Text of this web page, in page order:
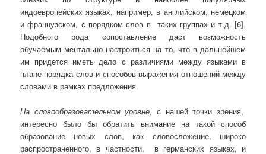
индоевропейских языках, например, в английском, немецком
и французском, с порядком слов в таких группах и т.д. [6].
Подобного рода сопоставление даст возможность
обучаемым ментально настроиться на то, что в дальнейшем
им придется иметь дело с различиями между языками в
плане порядка слов и способов выражения отношений между
словами в рамках предложения.
На словообразовательном уровне, с нашей точки зрения,
интересно было бы обратить внимание на такой способ
образование новых слов, как словосложение, широко
распространенного, в частности, в германских языках, и